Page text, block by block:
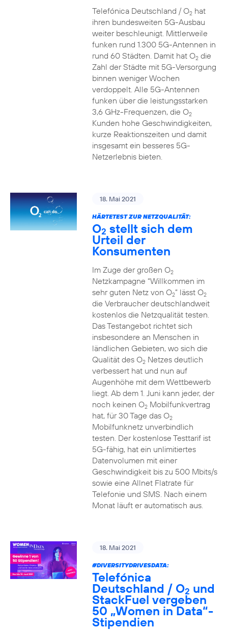
Telefónica Deutschland / O2hat
ihren bundesweiten 5G-Ausbau
weiter beschleunigt. Mittlerweile
funken rund 1.300 5G-Antennen in
rund 60 Städten. Damit hat O2die
Zahl der Städte mit 5G-Versorgung
binnen weniger Wochen
verdoppelt. Alle 5G-Antennen
funken über die leistungsstarken
3,6 GHz-Frequenzen, die O2
Kunden hohe Geschwindigkeiten,
kurze Reaktionszeiten und damit
insgesamt ein besseres 5G-
Netzerlebnis bieten.
18. Mai 2021
HÄRTETEST ZUR NETZQUALITÄT:
O2 stellt sich dem
Urteil der
Konsumenten
Im Zuge der großen O2
Netzkampagne “Willkommen im
sehr guten Netz von O2” lässt O2
die Verbraucher deutschlandweit
kostenlos die Netzqualität testen.
Das Testangebot richtet sich
insbesondere an Menschen in
ländlichen Gebieten, wo sich die
Qualität des O2Netzes deutlich
verbessert hat und nun auf
Augenhöhe mit dem Wettbewerb
liegt. Ab dem 1. Juni kann jeder, der
noch keinen O2Mobilfunkvertrag
hat, für 30 Tage das O2
Mobilfunknetz unverbindlich
testen. Der kostenlose Testtarif ist
5G-fähig, hat ein unlimitiertes
Datenvolumen mit einer
Geschwindigkeit bis zu 500 Mbits/s
sowie eine Allnet Flatrate für
Telefonie und SMS. Nach einem
Monat läuft er automatisch aus.
18. Mai 2021
#DIVERSITYDRIVESDATA:
Telefónica
Deutschland / O2 und
StackFuel vergeben
50 „Women in Data“-
Stipendien